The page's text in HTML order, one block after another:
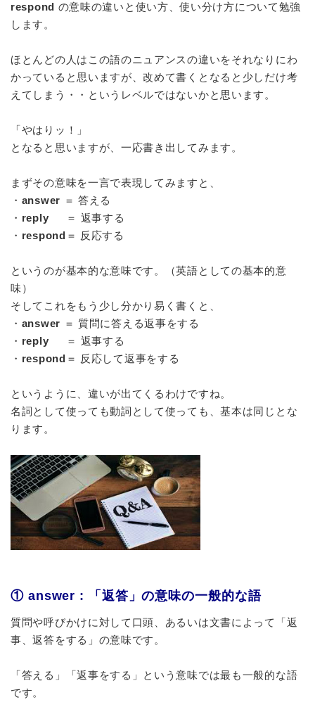
respond の意味の違いと使い方、使い分け方について勉強
します。
ほとんどの人はこの語のニュアンスの違いをそれなりにわ
かっていると思いますが、改めて書くとなると少しだけ考
えてしまう・・というレベルではないかと思います。
「やはりッ！」
となると思いますが、一応書き出してみます。
まずその意味を一言で表現してみますと、
・ answer ＝ 答える
・ reply ＝ 返事する
・ respond ＝ 反応する
というのが基本的な意味です。（英語としての基本的意
味）
そしてこれをもう少し分かり易く書くと、
・ answer ＝ 質問に答える返事をする
・ reply ＝ 返事する
・ respond ＝ 反応して返事をする
というように、違いが出てくるわけですね。
名詞として使っても動詞として使っても、基本は同じとな
ります。
① answer : 「返答」の意味の一般的な語
質問や呼びかけに対して口頭、あるいは文書によって「返
事、返答をする」の意味です。
「答える」「返事をする」という意味では最も一般的な語
です。